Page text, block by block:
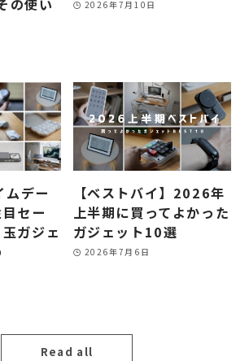
の使い
2026年7月10日
デー
セー
ガジェ
【ベストバイ】2026年
上半期に買ってよかった
ガジェット10選
2026年7月6日
Read all